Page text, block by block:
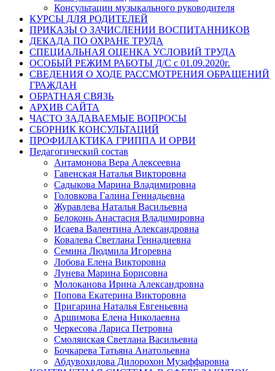
Консультации музыкального руководителя
КУРСЫ ДЛЯ РОДИТЕЛЕЙ
ПРИКАЗЫ О ЗАЧИСЛЕНИИ ВОСПИТАННИКОВ
ДЕКАДА ПО ОХРАНЕ ТРУДА
СПЕЦИАЛЬНАЯ ОЦЕНКА УСЛОВИЙ ТРУДА
ОСОБЫЙ РЕЖИМ РАБОТЫ Д/С с 01.09.2020г.
СВЕДЕНИЯ О ХОДЕ РАССМОТРЕНИЯ ОБРАЩЕНИЙ
ГРАЖДАН
ОБРАТНАЯ СВЯЗЬ
АРХИВ САЙТА
ЧАСТО ЗАДАВАЕМЫЕ ВОПРОСЫ
СБОРНИК КОНСУЛЬТАЦИЙ
ПРОФИЛАКТИКА ГРИППА И ОРВИ
Педагогический состав
Антамонова Вера Алексеевна
Гавенская Наталья Викторовна
Садыкова Марина Владимировна
Головкова Галина Геннадьевна
Журавлева Наталья Васильевна
Белоконь Анастасия Владимировна
Исаева Валентина Александровна
Ковалева Светлана Геннадиевна
Семина Людмила Игоревна
Лобова Елена Викторовна
Лунева Марина Борисовна
Молоканова Ирина Александровна
Попова Екатерина Викторовна
Пригарина Наталья Евгеньевна
Аршимова Елена Николаевна
Черкесова Лариса Петровна
Смолянская Светлана Васильевна
Бочкарева Татьяна Анатольевна
Абдувохидова Дилорохон Музаффаровна